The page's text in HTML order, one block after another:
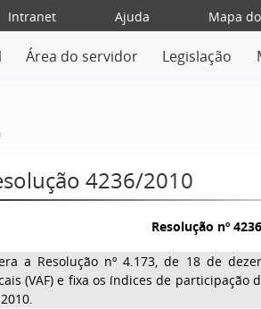
Intranet Ajuda Mapa
Área do servidor Legislação
4236/2010
Resolução nº
a Resolução nº 4.173, de 18 de
(VAF) e fixa os índices de